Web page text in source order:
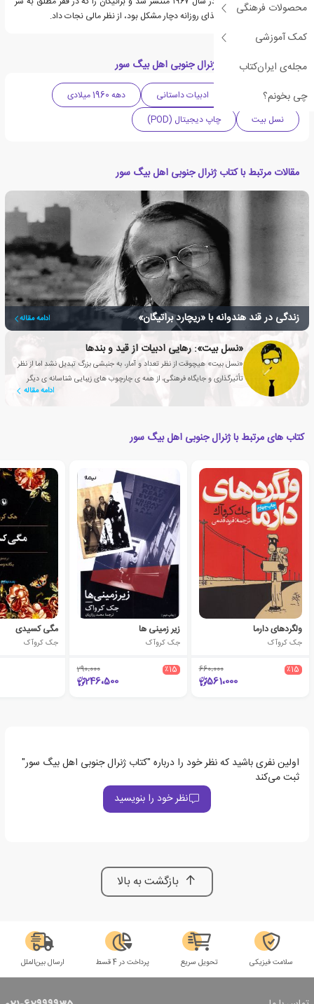
محصولات فرهنگی
کمک آموزشی
مجله‌ی ایران‌کتاب
چی بخونم؟
می برد و حتی در تأمین غذای روزانه دچار مشکل بود، از نظر مالی نجات داد.
دسته بندی های کتاب ژنرال جنوبی اهل بیگ سور
ادبیات آمریکا ادبیات داستانی
دهه 1960 میلادی
نسل بیت
چاپ دیجیتال (POD)
مقالات مرتبط با کتاب ژنرال جنوبی اهل بیگ سور
زندگی در قند هندوانه با «ریچارد براتیگان» ادامه مقاله
«نسل بیت»: رهایی ادبیات از قید و بندها
«نسل بیت» هیچوقت از نظر تعداد و آمار، به جنبشی بزرگ تبدیل نشد اما از نظر
تأثیرگذاری و جایگاه فرهنگی، از همه ی چارچوب های زیبایی شناسانه ی دیگر
ادامه مقاله
کتاب های مرتبط با ژنرال جنوبی اهل بیگ سور
ولگردهای دارما
جک کروآک
٪15 660،000
561،000
زیر زمینی ها
جک کروآک
٪15 290،000
246،500
مگی کسیدی
جک کروآک
اولین نفری باشید که نظر خود را درباره "کتاب ژنرال جنوبی اهل بیگ سور"
ثبت می‌کند
نظر خود را بنویسید
بازگشت به بالا
سلامت فیزیکی تحویل سریع پرداخت در 4 قسط ارسال بین‌الملل